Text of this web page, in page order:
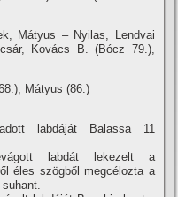
Mátyus – Nyilas, Lendvai
Kovács B. (Bócz 79.),
Mátyus (86.)
labdáját Balassa 11
labdát lekezelt a
éles szögből megcélozta a